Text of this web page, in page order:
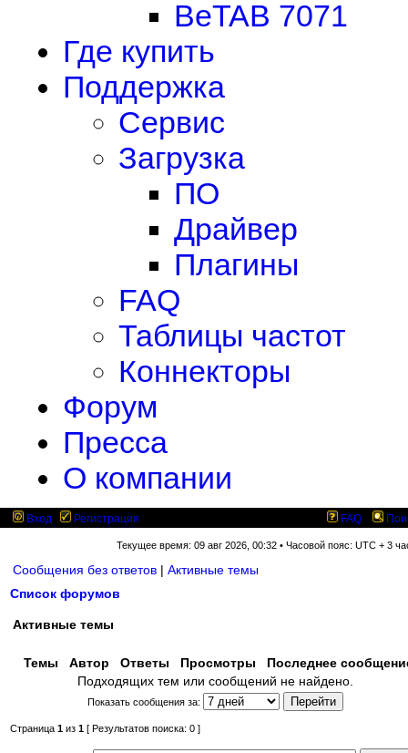
BeTAB 7071
Где купить
Поддержка
Сервис
Загрузка
ПО
Драйвер
Плагины
FAQ
Таблицы частот
Коннекторы
Форум
Пресса
О компании
Вход Регистрация FAQ
Текущее время: 09 авг 2026, 00:32 • Часовой пояс: UTC + 3
Сообщения без ответов | Активные темы
Список форумов
Активные темы
Темы Автор Ответы Просмотры
Последнее
Подходящих тем или сообщений не найдено.
Показать сообщения за:
Страница 1 из 1 [ Результатов поиска: 0 ]